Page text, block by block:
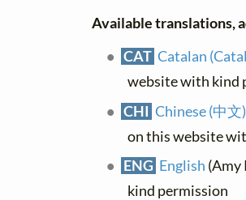
Available translations,
CAT Catalan
website with kind
CHI Chinese (中文)
on this website
ENG English (Amy
kind permission